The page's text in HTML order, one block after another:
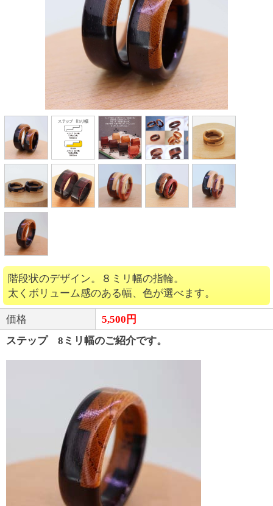
階段状のデザイン。８ミリ幅の指輪。
太くボリューム感のある幅、色が選べます。
価格
5,500円
ステップ 8ミリ幅のご紹介です。